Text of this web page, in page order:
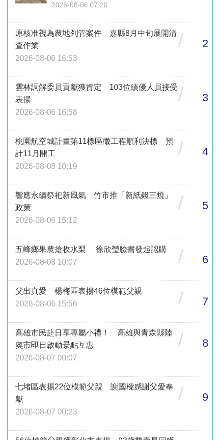
2026-08-06 07:20
原核准視為農地列管案件 嘉縣8月中旬展開清
查作業
2026-08-06 16:53
/ 2
雲林調解委員貢獻獲肯定 103位績優人員接受
表揚
2026-08-06 16:58
/ 3
桃園航空城計畫第11標區徵工程順利決標 預
計11月開工
2026-08-08 10:19
/ 4
響應永續祭祀新風氣 竹市推「新紙錢三燒」
政策
2026-08-06 15:12
/ 5
五峰鄉果農搶收水梨 徐欣瑩臉書發起認購
2026-08-08 10:07
/ 6
父出真愛 楊梅區表揚46位模範父親
2026-08-06 15:56
/ 7
高雄市民赴日享專屬小禮！ 高雄與青森縣陸
奧市即日啟動景點互惠
2026-08-07 00:07
/ 8
七堵區表揚22位模範父親 謝國樑感謝父愛奉
獻
2026-08-07 00:23
/ 9